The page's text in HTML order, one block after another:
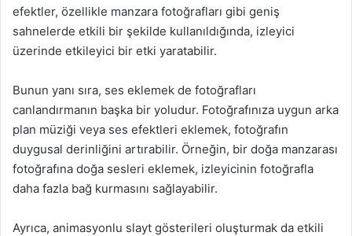
efektler, özellikle manzara fotoğrafları gibi geniş
sahnelerde etkili bir şekilde kullanıldığında, izleyici
üzerinde etkileyici bir etki yaratabilir.
Bunun yanı sıra, ses eklemek de fotoğrafları
canlandırmanın başka bir yoludur. Fotoğrafınıza uygun arka
plan müziği veya ses efektleri eklemek, fotoğrafın
duygusal derinliğini artırabilir. Örneğin, bir doğa manzarası
fotoğrafına doğa sesleri eklemek, izleyicinin fotoğrafla
daha fazla bağ kurmasını sağlayabilir.
Ayrıca, animasyonlu slayt gösterileri oluşturmak da etkili